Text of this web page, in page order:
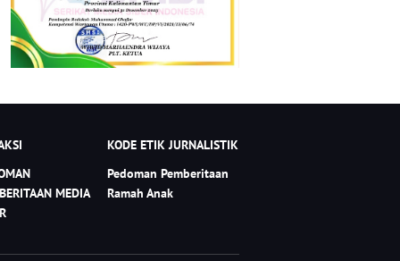
KODE ETIK JURNALISTIK
MEDIA
Pedoman Pemberitaan
Ramah Anak